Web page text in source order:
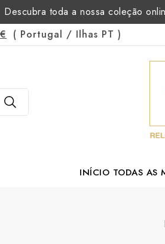
Descubra toda a nossa coleção
( Portugal / Ilhas PT )
INÍCIO TODAS AS